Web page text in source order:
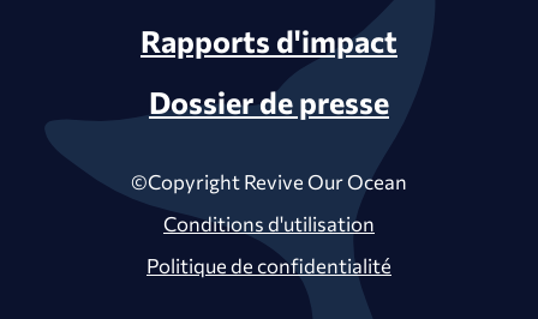
Rapports d'impact
Dossier de presse
©Copyright Revive Our Ocean
Conditions d'utilisation
Politique de confidentialité